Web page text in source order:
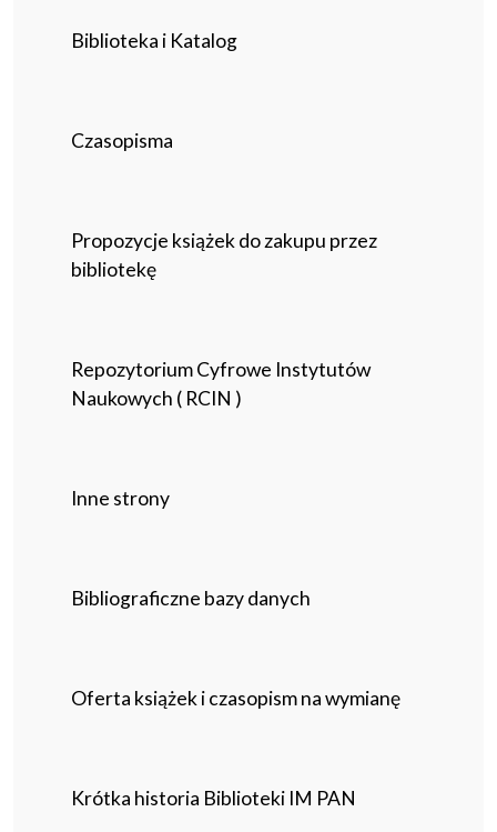
Biblioteka i Katalog
Czasopisma
Propozycje książek do zakupu przez
bibliotekę
Repozytorium Cyfrowe Instytutów
Naukowych ( RCIN )
Inne strony
Bibliograficzne bazy danych
Oferta książek i czasopism na wymianę
Krótka historia Biblioteki IM PAN